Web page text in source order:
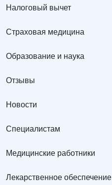
Налоговый вычет
Страховая медицина
Образование и наука
Отзывы
Новости
Специалистам
Медицинские работники
Лекарственное обеспечение